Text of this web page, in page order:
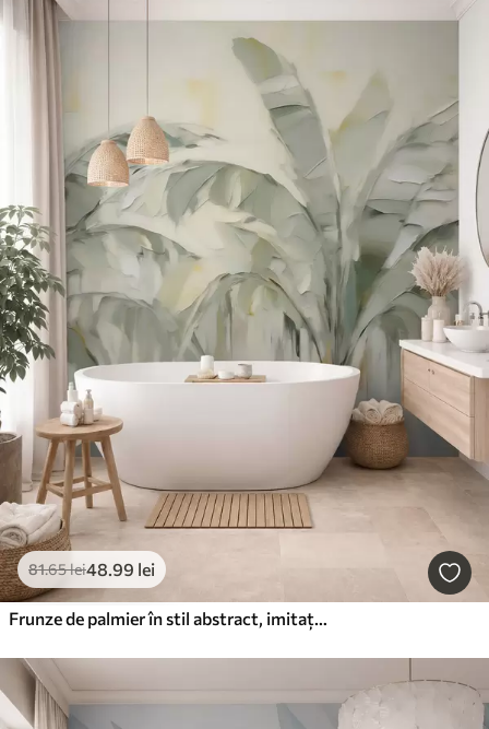
81.65lei48.99 lei
Frunze de palmier în stil abstract, imitație de pictură